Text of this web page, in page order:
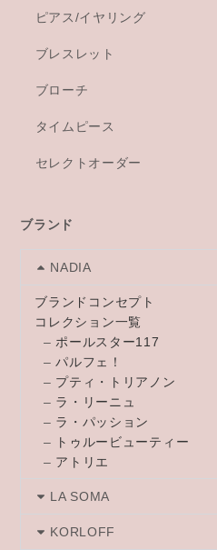
ピアス/イヤリング
ブレスレット
ブローチ
タイムピース
セレクトオーダー
ブランド
NADIA
ブランドコンセプト
コレクション一覧
– ポールスター117
–パルフェ！
– プティ・トリアノン
– ラ・リーニュ
– ラ・パッション
–
トゥルービューティー
– アトリエ
LA SOMA
KORLOFF